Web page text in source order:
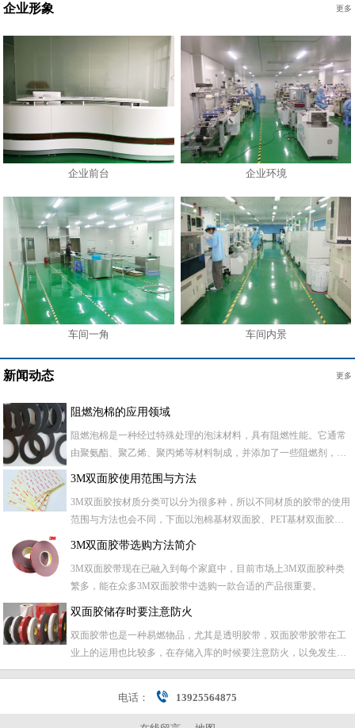
企业形象 更多
企业前台 企业环境
车间一角 车间内景
新闻动态 更多
阻燃泡棉的应用领域
阻燃泡棉是一种经过特殊处理的泡沫材料，具有阻燃性能。它通常
由聚氨酯、聚乙烯、聚丙烯等材料制成，并添加了一些阻燃剂，以
提高其阻燃性能。 阻燃泡棉广泛应用于建筑、航空航天、汽车、电
及防火隔离材料。在航空航天领域，阻燃泡棉则被用于制造飞机座
椅...
3M双面胶使用范围与方法
3M双面胶按材质分类可以分为很多种，所以不同材质的胶带的使用
范围与方法也会不同，下面以泡棉基材双面胶、PET基材双面胶、
无基材双面胶、无纺布基材双面胶以及热熔胶各自的使用方法作为
3M双面胶带选购方法简介
3M双面胶带现在已融入到每个家庭中，目前市场上3M双面胶种类
繁多，能在众多3M双面胶带中选购一款合适的产品很重要。
双面胶储存时要注意防火
双面胶带也是一种易燃物品，尤其是透明胶带，双面胶带胶带在工
业上的运用也比较多，在存储入库的时候要注意防火，以免发生事
故一般要注意以下几点。 一，库存双面胶带的库房要通风换气，当
胶带蒸发的胶水气雾到达必定的空气份额时，一旦遇到火种会发作
剧烈焚烧。 二，库房大概装备规范规范的消防器材，在火灾发作
电话： 13925564875